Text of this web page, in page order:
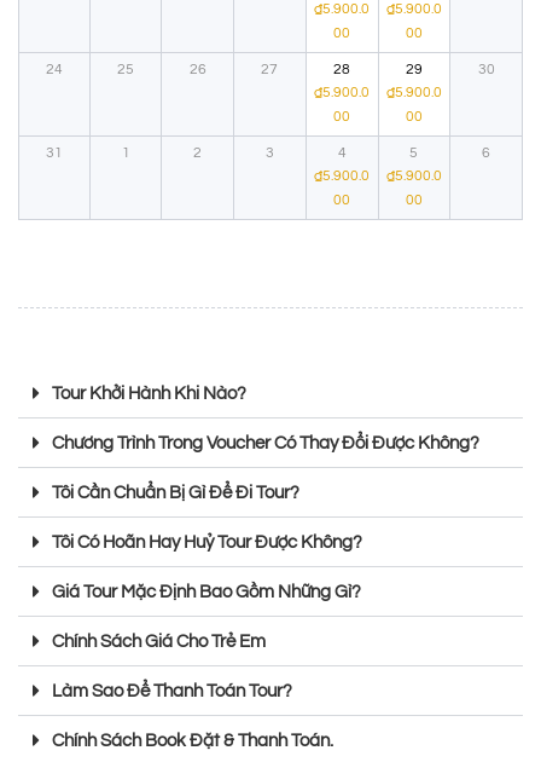
₫5.900.0
00
₫5.900.0
00
24 25 26 27
28
₫5.900.0
00
29
₫5.900.0
00
30
31 1 2 3
4
₫5.900.0
00
5
₫5.900.0
00
6
Tour Khởi Hành Khi Nào?
Chương Trình Trong Voucher Có Thay Đổi Được Không?
Tôi Cần Chuẩn Bị Gì Để Đi Tour?
Tôi Có Hoãn Hay Huỷ Tour Được Không?
Giá Tour Mặc Định Bao Gồm Những Gì?
Chính Sách Giá Cho Trẻ Em
Làm Sao Để Thanh Toán Tour?
Chính Sách Book Đặt & Thanh Toán.